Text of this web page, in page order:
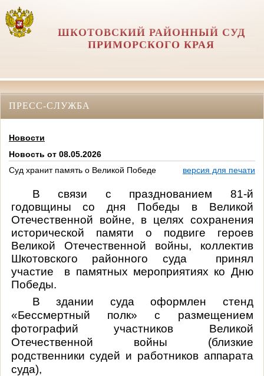
ШКОТОВСКИЙ РАЙОННЫЙ СУД
ПРИМОРСКОГО КРАЯ
ПРЕСС-СЛУЖБА
Новости
Новость от 08.05.2026
Суд хранит память о Великой Победе
версия для печати
В связи с празднованием 81-й
годовщины со дня Победы в Великой
Отечественной войне, в целях сохранения
исторической памяти о подвиге героев
Великой Отечественной войны, коллектив
Шкотовского районного суда
принял
участие
в памятных мероприятиях ко Дню
Победы.
В здании суда оформлен стенд
«Бессмертный полк» с размещением
фотографий участников Великой
Отечественной войны (близкие
родственники судей и работников аппарата
суда),